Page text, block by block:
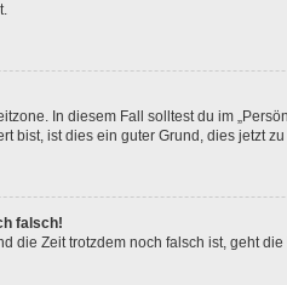
In diesem Fall solltest du im
bist, ist dies ein guter Grund, dies jetzt zu
falsch!
die Zeit trotzdem noch falsch ist, geht